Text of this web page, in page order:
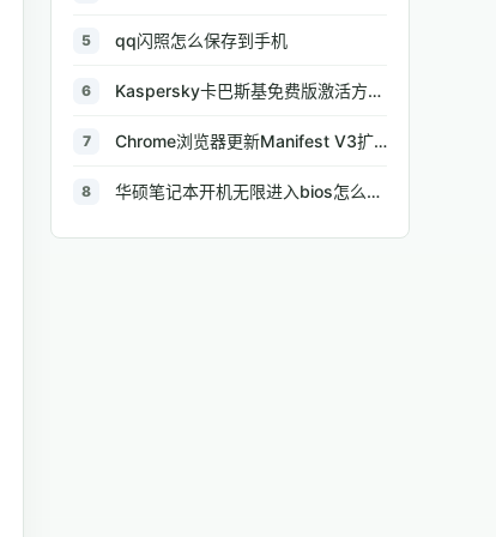
5 qq闪照怎么保存到手机
6 Kaspersky卡巴斯基免费版激活方法及使用技巧
7 Chrome浏览器更新Manifest V3扩展，限制广告屏蔽插件能力
8 华硕笔记本开机无限进入bios怎么解决